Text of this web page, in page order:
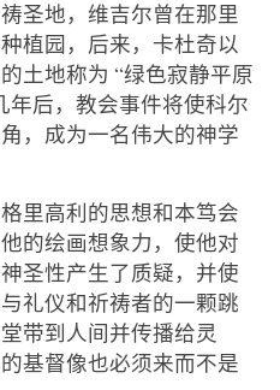
圣地，维吉尔曾在那里
植园，后来，卡杜奇以
土地称为 “绿色寂静平原
年后，教会事件将使科尔
，成为一名伟大的神学
里高利的思想和本笃会
的绘画想象力，使他对
圣性产生了质疑，并使
礼仪和祈祷者的一颗跳
带到人间并传播给灵
基督像也必须来而不是